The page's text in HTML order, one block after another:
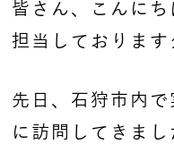
皆さん、こんに
担当しております
先日、石狩市内
に訪問してきまし